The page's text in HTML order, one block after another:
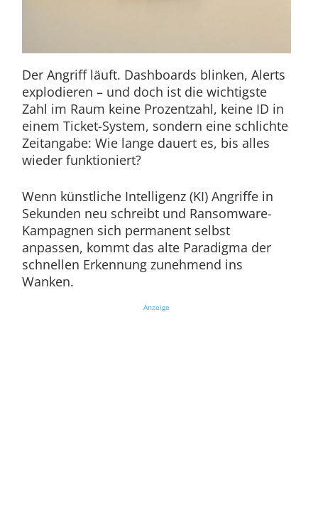
Der Angriff läuft. Dashboards blinken, Alerts
explodieren – und doch ist die wichtigste
Zahl im Raum keine Prozentzahl, keine ID in
einem Ticket-System, sondern eine schlichte
Zeitangabe: Wie lange dauert es, bis alles
wieder funktioniert?
Wenn künstliche Intelligenz (KI) Angriffe in
Sekunden neu schreibt und Ransomware-
Kampagnen sich permanent selbst
anpassen, kommt das alte Paradigma der
schnellen Erkennung zunehmend ins
Wanken.
Anzeige